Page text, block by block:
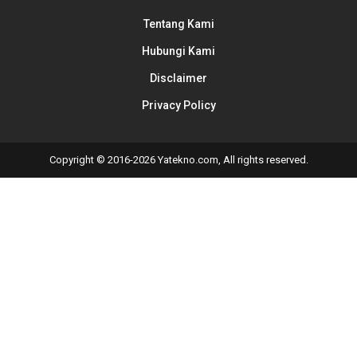
Tentang Kami
Hubungi Kami
Disclaimer
Privacy Policy
Copyright © 2016-2026 Yatekno.com, All rights reserved.